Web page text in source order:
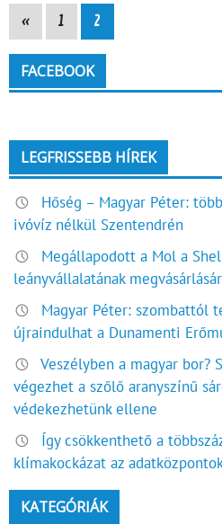
« 1 2
FACEBOOK
LEGFRISSEBB HÍREK
Hőség – Magyar Péter:
ivóvíz nélkül Szentendrén
Megállapodott a Mol a
leányvállalatának
Magyar Péter: szombattól
újraindulhat a Dunamenti
Veszélyben a magyar bor?
végezhet a szőlő aranyszínű
védekezhetünk ellene
Így csökkenthető a
klímakockázat az
KATEGÓRIÁK